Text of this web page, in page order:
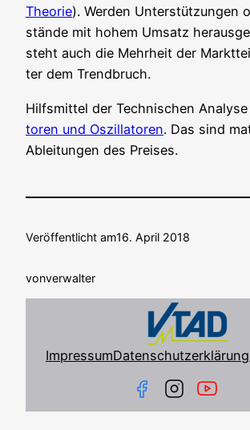
Theo­rie). Wer­den Unter­stüt­zun­gen
stän­de mit hohem Umsatz
steht auch die Mehr­heit der
ter dem Trendbruch.
Hilfs­mit­tel der Tech­ni­schen
to­ren und Oszil­la­to­ren. Das sind
Ablei­tun­gen des Preises.
Veröffentlicht am16. April 2018
vonverwalter
ImpressumDatenschutzerklärung